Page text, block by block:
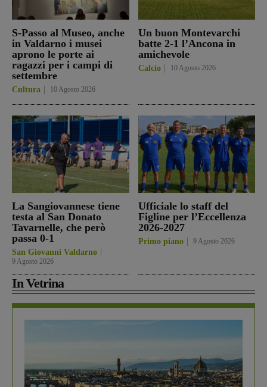
S-Passo al Museo, anche
in Valdarno i musei
aprono le porte ai
ragazzi per i campi di
settembre
Cultura 10 Agosto 2026
Un buon Montevarchi
batte 2-1 l’Ancona in
amichevole
Calcio 10 Agosto 2026
La Sangiovannese tiene
testa al San Donato
Tavarnelle, che però
passa 0-1
San Giovanni Valdarno
9 Agosto 2026
Ufficiale lo staff del
Figline per l’Eccellenza
2026-2027
Primo piano 9 Agosto 2026
In Vetrina